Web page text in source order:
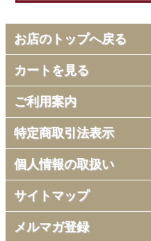
お店のトップへ戻る
カートを見る
ご利用案内
特定商取引法表示
個人情報の取扱い
サイトマップ
メルマガ登録